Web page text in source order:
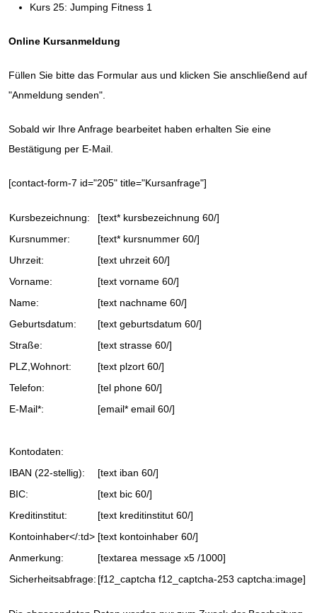
Kurs 25: Jumping Fitness 1
Online Kursanmeldung
Füllen Sie bitte das Formular aus und klicken Sie anschließend auf
"Anmeldung senden".
Sobald wir Ihre Anfrage bearbeitet haben erhalten Sie eine
Bestätigung per E-Mail.
[contact-form-7 id="205" title="Kursanfrage"]
Kursbezeichnung:
[text* kursbezeichnung 60/]
Kursnummer:
[text* kursnummer 60/]
Uhrzeit:
[text uhrzeit 60/]
Vorname:
[text vorname 60/]
Name:
[text nachname 60/]
Geburtsdatum:
[text geburtsdatum 60/]
Straße:
[text strasse 60/]
PLZ,Wohnort:
[text plzort 60/]
Telefon:
[tel phone 60/]
E-Mail*:
[email* email 60/]
Kontodaten:
IBAN (22-stellig):
[text iban 60/]
BIC:
[text bic 60/]
Kreditinstitut:
[text kreditinstitut 60/]
Kontoinhaber</:td> [text kontoinhaber 60/]
Anmerkung:
[textarea message x5 /1000]
Sicherheitsabfrage: [f12_captcha f12_captcha-253 captcha:image]